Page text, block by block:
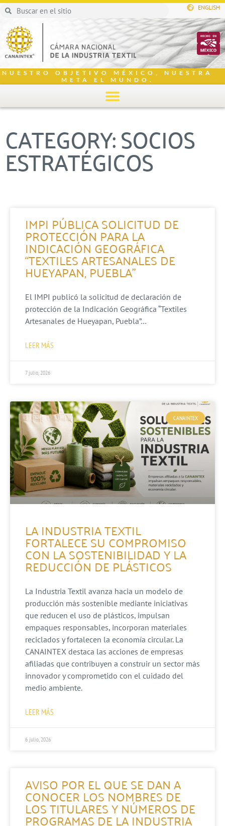
ENGLISH
NUESTRO OBJETIVO MÉXICO, NUESTRA
META EL MUNDO.
CATEGORY: SOCIOS
ESTRATÉGICOS
IMPI PÚBLICA SOLICITUD DE
PROTECCIÓN PARA LA
INDICACIÓN GEOGRÁFICA
“TEXTILES ARTESANALES DE
HUEYAPAN, PUEBLA”
El IMPI publicó la solicitud de declaración de
protección de la Indicación Geográfica “Textiles
Artesanales de Hueyapan, Puebla”…
LEER MÁS
7 julio, 2026
CANAINTEX
LA INDUSTRIA TEXTIL
FORTALECE SU COMPROMISO
CON LA SOSTENIBILIDAD Y LA
REDUCCIÓN DE PLÁSTICOS
La Industria Textil avanza hacia un modelo de
producción más sostenible mediante iniciativas
que reducen el uso de plásticos, impulsan
empaques responsables, incorporan materiales
reciclados y fortalecen la economía circular. La
CANAINTEX destaca las acciones de empresas
afiliadas que contribuyen a construir un sector más
innovador y comprometido con el cuidado del
medio ambiente.
LEER MÁS
6 julio, 2026
AVISO POR EL QUE SE DAN A
CONOCER LOS NOMBRES DE
LOS TITULARES Y NÚMEROS DE
PROGRAMAS DE LA INDUSTRIA